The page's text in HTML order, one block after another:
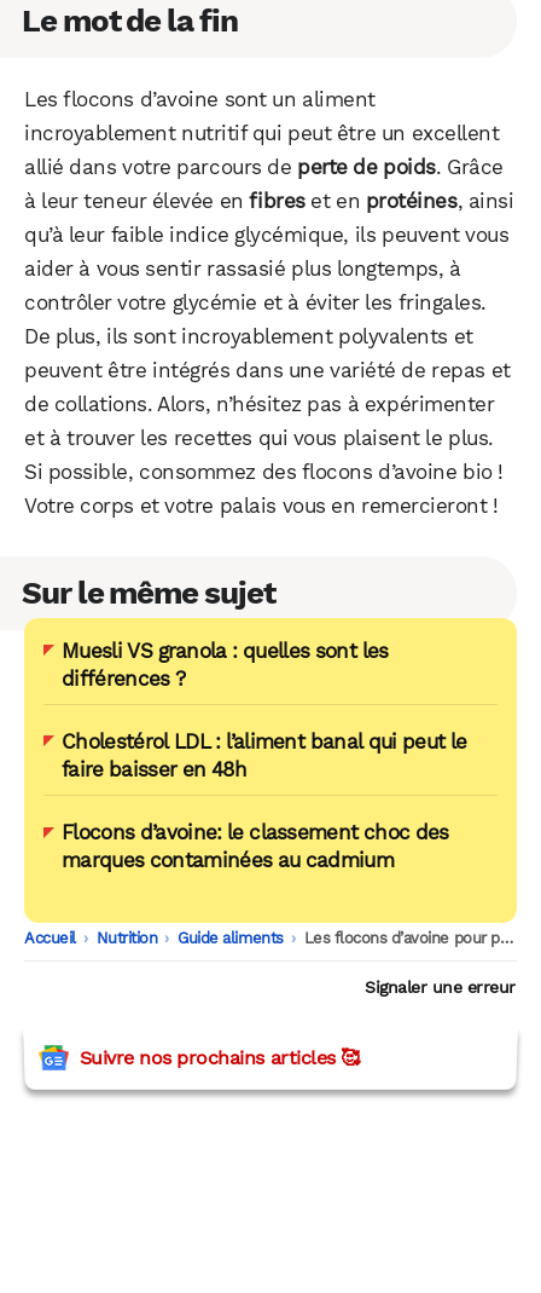
Le mot de la fin
Les flocons d’avoine sont un aliment
incroyablement nutritif qui peut être un excellent
allié dans votre parcours de perte de poids. Grâce
à leur teneur élevée enfibreset en protéines, ainsi
qu’à leur faible indice glycémique, ils peuvent vous
aider à vous sentir rassasié plus longtemps, à
contrôler votre glycémie et à éviter les fringales.
De plus, ils sont incroyablement polyvalents et
peuvent être intégrés dans une variété de repas et
de collations. Alors, n’hésitez pas à expérimenter
et à trouver les recettes qui vous plaisent le plus.
Si possible, consommez des flocons d’avoine bio !
Votre corps et votre palais vous en remercieront !
Sur le même sujet
Muesli VS granola : quelles sont les
différences ?
Cholestérol LDL : l’aliment banal qui peut le
faire baisser en 48h
Flocons d’avoine: le classement choc des
marques contaminées au cadmium
Accueil -
Nutrition -
Guide aliments -
Les flocons d’avoine pour perdre du poids et maigrir : mythe ou réalité ?
Signaler une erreur
Suivre nos prochains articles 🥰